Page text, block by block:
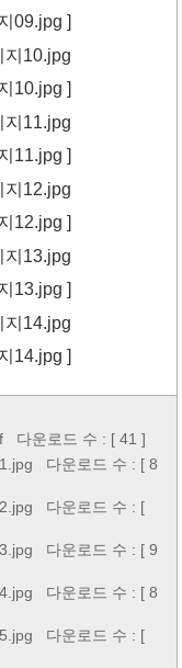
09.jpg ]
10.jpg ]
11.jpg ]
12.jpg ]
13.jpg ]
14.jpg ]
다운로드 수 : [ 41 ]
다운로드 수 : [ 8
다운로드 수 : [
다운로드 수 : [ 9
다운로드 수 : [ 8
다운로드 수 : [